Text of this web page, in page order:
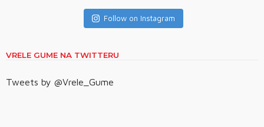
Follow on Instagram
VRELE GUME NA TWITTERU
Tweets by @Vrele_Gume